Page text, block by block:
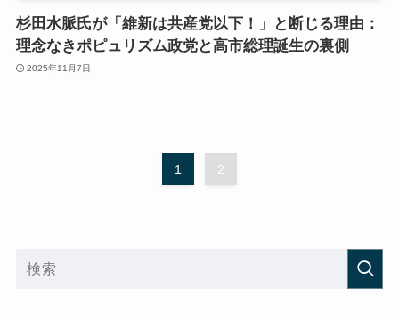
杉田水脈氏が「維新は共産党以下！」と断じる理由：
理念なきポピュリズム政党と高市総理誕生の裏側
2025年11月7日
1 2